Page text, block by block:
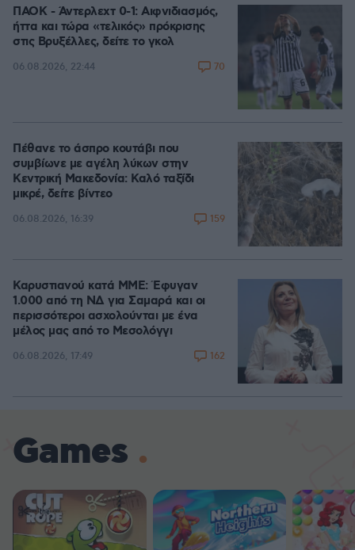
ΠΑΟΚ - Άντερλεχτ 0-1: Αιφνιδιασμός,
ήττα και τώρα «τελικός» πρόκρισης
στις Βρυξέλλες, δείτε το γκολ
06.08.2026, 22:44 70
Πέθανε το άσπρο κουτάβι που
συμβίωνε με αγέλη λύκων στην
Κεντρική Μακεδονία: Καλό ταξίδι
μικρέ, δείτε βίντεο
06.08.2026, 16:39 159
Καρυστιανού κατά ΜΜΕ: Έφυγαν
1.000 από τη ΝΔ για Σαμαρά και οι
περισσότεροι ασχολούνται με ένα
μέλος μας από το Μεσολόγγι
06.08.2026, 17:49 162
Games